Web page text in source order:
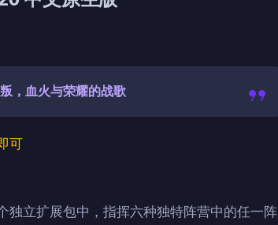
，血火与荣耀的战歌
可
独立扩展包中，指挥六种独特阵营中的任一阵